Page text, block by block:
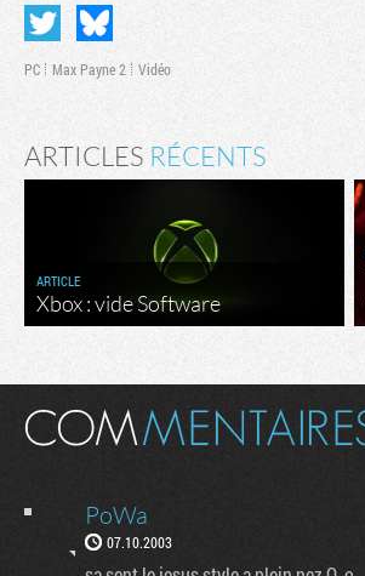
PC Max Payne 2 Vidéo
ARTICLES RÉCENTS
ARTICLE
Xbox : vide Software
PoWa
07.10.2003